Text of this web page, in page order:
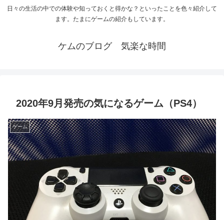
日々の生活の中での体験や知っておくと得かな？といったことを色々紹介して
ます。たまにゲームの紹介もしています。
ケムのブログ 気楽な時間
2020年9月発売の気になるゲーム（PS4）
ゲーム